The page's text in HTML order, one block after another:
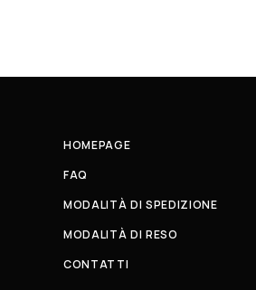
HOMEPAGE
FAQ
MODALITÀ DI SPEDIZIONE
MODALITÀ DI RESO
CONTATTI